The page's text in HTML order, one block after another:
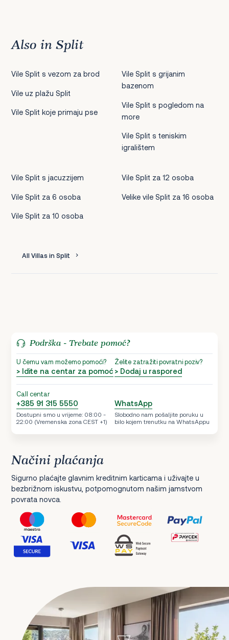
Also in Split
Vile Split s vezom za brod
Vile uz plažu Split
Vile Split koje primaju pse
Vile Split s grijanim
bazenom
Vile Split s pogledom na
more
Vile Split s teniskim
igralištem
Vile Split s jacuzzijem
Vile Split za 6 osoba
Vile Split za 10 osoba
Vile Split za 12 osoba
Velike vile Split za 16 osoba
All Villas in Split
Podrška - Trebate pomoć?
U čemu vam možemo pomoći?
> Idite na centar za pomoć
Želite zatražiti povratni poziv?
> Dodaj u raspored
Call centar
+385 91 315 5550
Dostupni smo u vrijeme: 08:00 -
22:00 (Vremenska zona CEST +1)
WhatsApp
Slobodno nam pošaljite poruku u
bilo kojem trenutku na WhatsAppu
Načini plaćanja
Sigurno plaćajte glavnim kreditnim karticama i uživajte u
bezbrižnom iskustvu, potpomognutom našim jamstvom
povrata novca.